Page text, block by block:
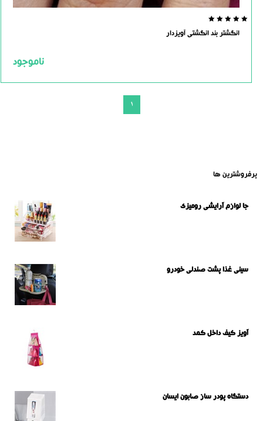
0.0
انگشتر بند انگشتی آویزدار
ناموجود
1
پرفروشترین ها
جا لوازم آرایشی رومیزی
سینی غذا پشت صندلی خودرو
آویز کیف داخل کمد
دستگاه پودر ساز صابون ایسان